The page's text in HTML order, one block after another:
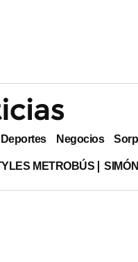
Deportes Negocios
METROBÚS